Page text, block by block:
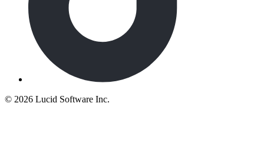
© 2026 Lucid Software Inc.